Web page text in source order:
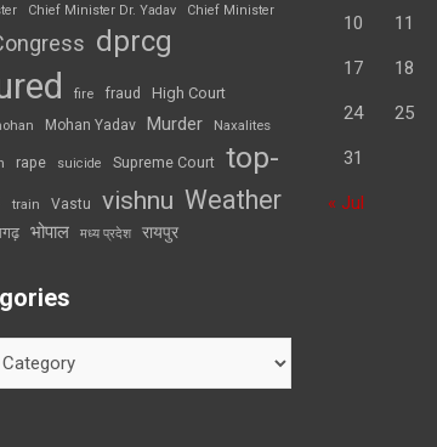
Chief Minister Dr. Yadav Chief Minister
dprcg
fire fraud High Court
Mohan Yadav Murder Naxalites
rape suicide Supreme Court top-
train Vastu vishnu Weather
भोपाल मध्य प्रदेश रायपुर
10 11
17 18
24 25
31
« Jul